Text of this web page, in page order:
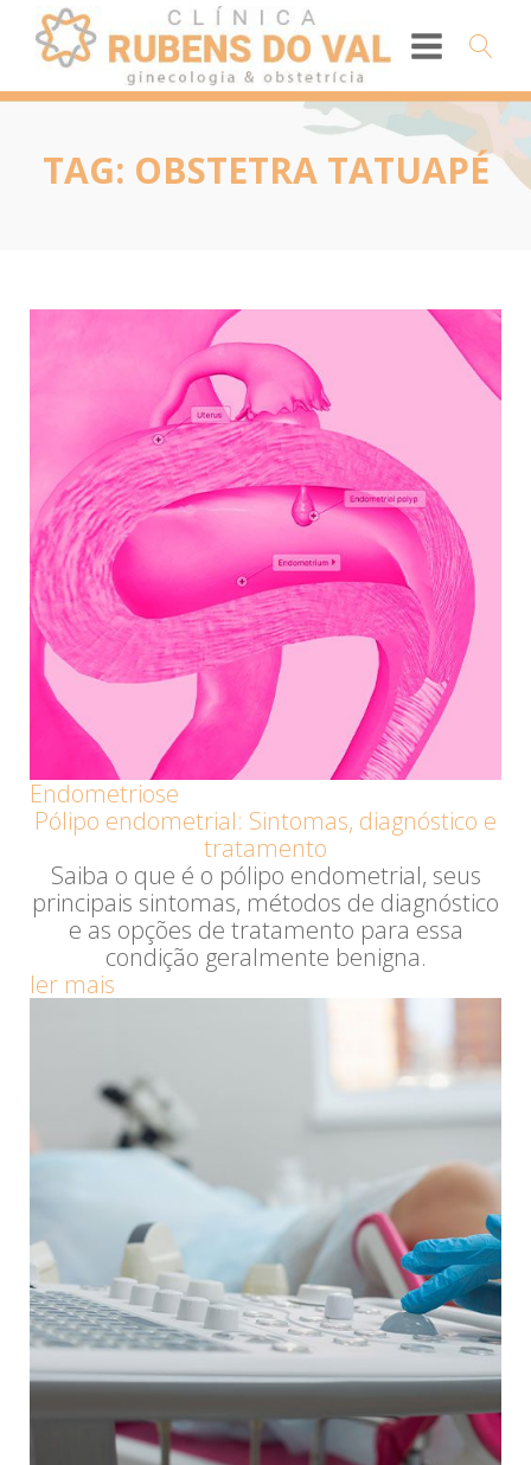
TAG: OBSTETRA TATUAPÉ
Endometriose
Pólipo endometrial: Sintomas, diagnóstico e
tratamento
Saiba o que é o pólipo endometrial, seus
principais sintomas, métodos de diagnóstico
e as opções de tratamento para essa
condição geralmente benigna.
ler mais